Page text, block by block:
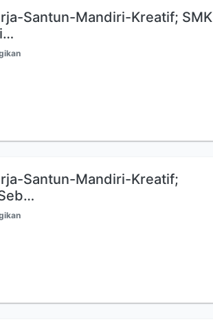
Santun-Mandiri-Kreatif; SMK
Santun-Mandiri-Kreatif;